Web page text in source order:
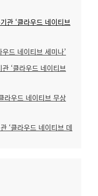
관 ‘클라우드 네이티브
드 네이티브 세미나’
‘클라우드 네이티브
라우드 네이티브 무상
‘클라우드 네이티브 데